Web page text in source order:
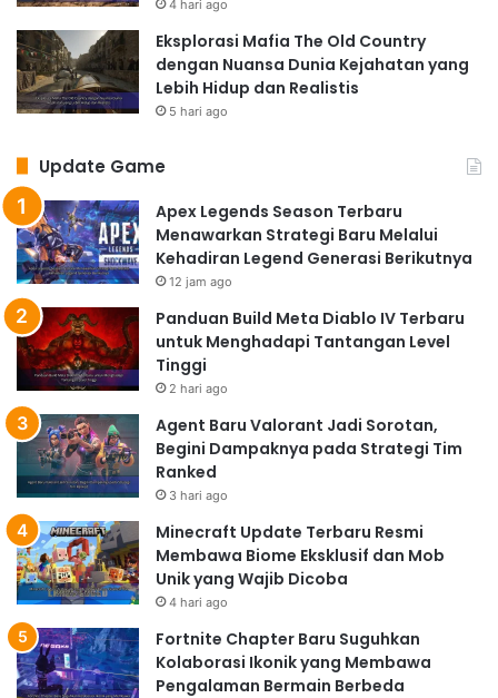
4 hari ago
Eksplorasi Mafia The Old Country
dengan Nuansa Dunia Kejahatan yang
Lebih Hidup dan Realistis
5 hari ago
Update Game
Apex Legends Season Terbaru
Menawarkan Strategi Baru Melalui
Kehadiran Legend Generasi Berikutnya
12 jam ago
Panduan Build Meta Diablo IV Terbaru
untuk Menghadapi Tantangan Level
Tinggi
2 hari ago
Agent Baru Valorant Jadi Sorotan,
Begini Dampaknya pada Strategi Tim
Ranked
3 hari ago
Minecraft Update Terbaru Resmi
Membawa Biome Eksklusif dan Mob
Unik yang Wajib Dicoba
4 hari ago
Fortnite Chapter Baru Suguhkan
Kolaborasi Ikonik yang Membawa
Pengalaman Bermain Berbeda